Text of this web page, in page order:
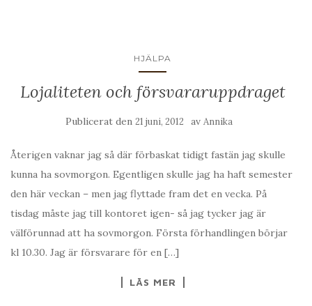
HJÄLPA
Lojaliteten och försvararuppdraget
Publicerat den 21 juni, 2012 av Annika
Återigen vaknar jag så där förbaskat tidigt fastän jag skulle
kunna ha sovmorgon. Egentligen skulle jag ha haft semester
den här veckan – men jag flyttade fram det en vecka. På
tisdag måste jag till kontoret igen- så jag tycker jag är
välförunnad att ha sovmorgon. Första förhandlingen börjar
kl 10.30. Jag är försvarare för en […]
LÄS MER